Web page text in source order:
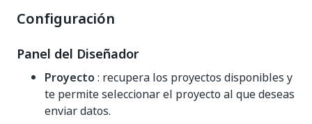
Configuración
Panel del Diseñador
Proyecto : recupera los proyectos disponibles y
te permite seleccionar el proyecto al que deseas
enviar datos.